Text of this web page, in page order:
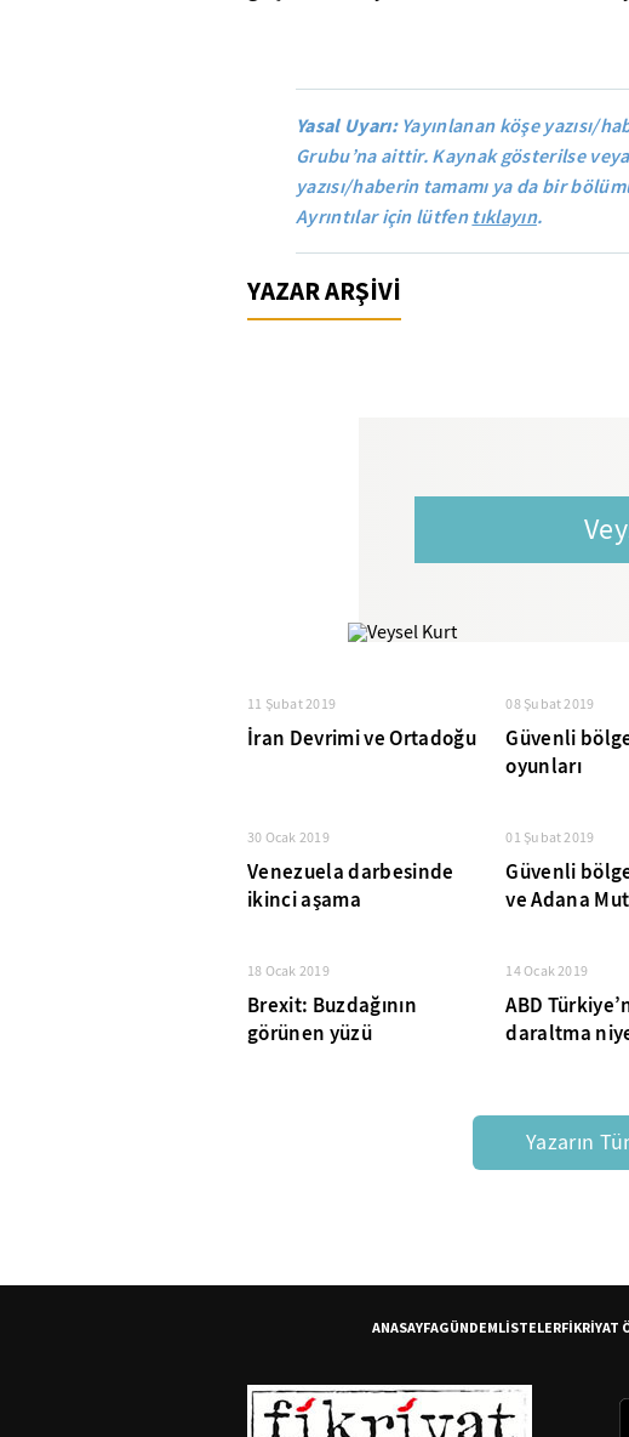
Yasal Uyarı: Yayınlanan köşe yazısı/
Grubu’na aittir. Kaynak gösterilse
yazısı/haberin tamamı ya da bir
Ayrıntılar için lütfentıklayın.
YAZAR ARŞİVİ
11 Şubat 2019
İran Devrimi ve Ortadoğu
08 Şubat 2019
Güvenli
oyunları
30 Ocak 2019
Venezuela darbesinde
ikinci aşama
01 Şubat 2019
Güvenli
ve Adana
18 Ocak 2019
Brexit: Buzdağının
görünen yüzü
14 Ocak 2019
ABD
daraltma
Yazarın
ANASAYFAGÜNDEMLİSTELERFİKRİYAT